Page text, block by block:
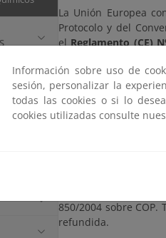
La Unión Europea
Protocolo y del
elReglamento (CE)
por objeto proteger
nombre de la
El Convenio entró en
establecen la
Aplicación del
Posteriormente, el
los 12 iniciales,
850/2004 sobre COP.
refundida.
Información sobre uso de
sesión, personalizar la
todas las cookies o si lo
cookies utilizadas consulte